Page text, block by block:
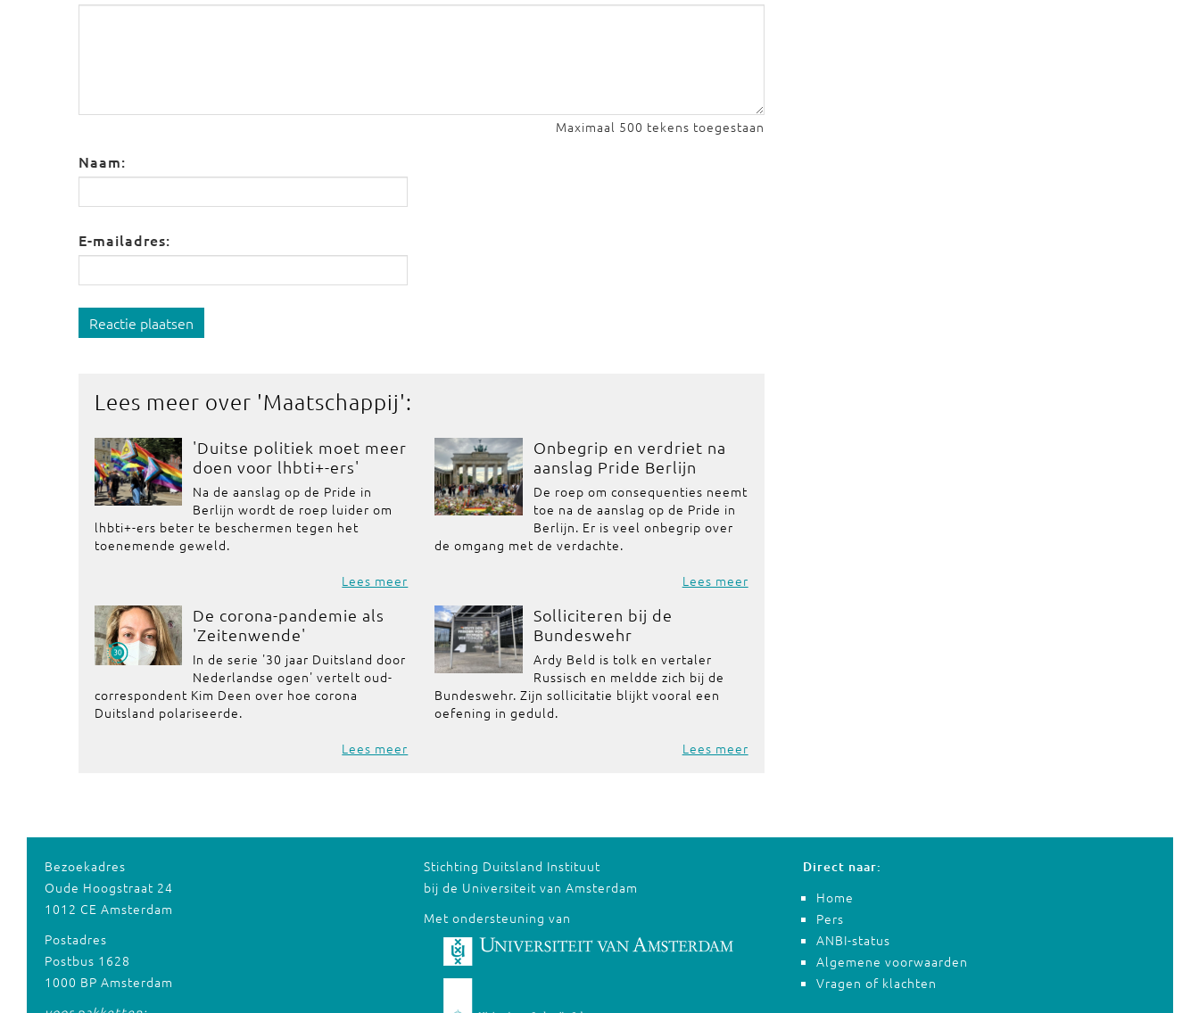
Maximaal 500 tekens toegestaan
Naam:
E-mailadres:
Reactie plaatsen
Lees meer over 'Maatschappij':
'Duitse politiek moet meer
doen voor lhbti+-ers'
Na de aanslag op de Pride in
Berlijn wordt de roep luider om
lhbti+-ers beter te beschermen tegen het
toenemende geweld.
Lees meer
Onbegrip en verdriet na
aanslag Pride Berlijn
De roep om consequenties neemt
toe na de aanslag op de Pride in
Berlijn. Er is veel onbegrip over
de omgang met de verdachte.
Lees meer
De corona-pandemie als
'Zeitenwende'
In de serie '30 jaar Duitsland door
Nederlandse ogen' vertelt oud-
correspondent Kim Deen over hoe corona
Duitsland polariseerde.
Lees meer
Solliciteren bij de
Bundeswehr
Ardy Beld is tolk en vertaler
Russisch en meldde zich bij de
Bundeswehr. Zijn sollicitatie blijkt vooral een
oefening in geduld.
Lees meer
Bezoekadres
Oude Hoogstraat 24
1012 CE Amsterdam
Postadres
Postbus 1628
1000 BP Amsterdam
Stichting Duitsland Instituut
bij de Universiteit van Amsterdam
Met ondersteuning van
Direct naar:
Home
Pers
ANBI-status
Algemene voorwaarden
Vragen of klachten